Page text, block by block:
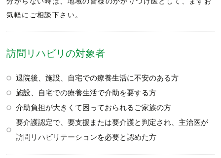
気軽にご相談下さい。
訪問リハビリの対象者
退院後、施設、自宅での療養生活に不安のある方
施設、自宅での療養生活で介助を要する方
介助負担が大きくて困っておられるご家族の方
要介護認定で、要支援または要介護と判定され、主治医が
訪問リハビリテーションを必要と認めた方